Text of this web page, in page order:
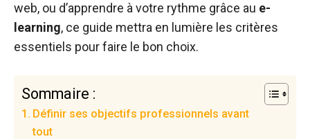
web, ou d’apprendre à votre rythme grâce au e-
learning, ce guide mettra en lumière les critères
essentiels pour faire le bon choix.
Sommaire :
Définir ses objectifs professionnels avant
tout